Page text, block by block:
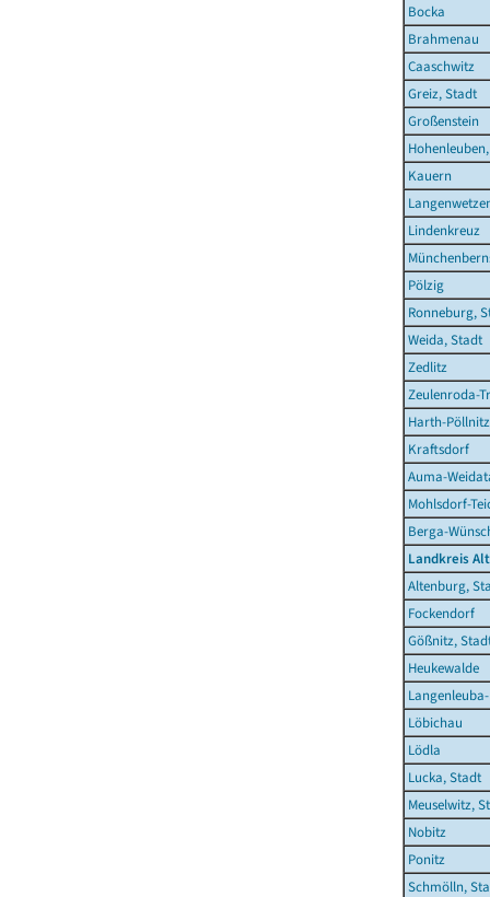
Bocka
Brahmenau
Caaschwitz
Greiz, Stadt
Großenstein
Kauern
Lindenkreuz
Pölzig
Ronneburg,
Weida, Stadt
Zedlitz
Zeulenroda-
Harth-Pöllnitz
Kraftsdorf
Auma-
Mohlsdorf-
Berga-
Landkreis
Altenburg,
Fockendorf
Gößnitz,
Heukewalde
Löbichau
Lödla
Lucka, Stadt
Meuselwitz,
Nobitz
Ponitz
Schmölln,